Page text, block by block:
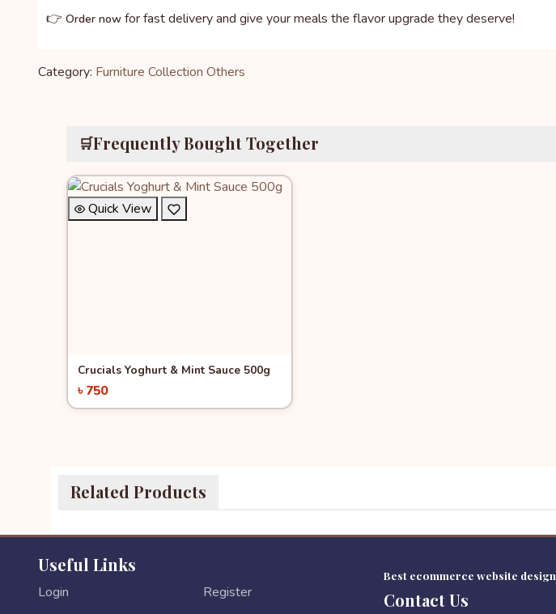
👉 Order now for fast delivery and give your meals the flavor upgrade they deserve!
Category: Furniture Collection Others
🛒Frequently Bought Together
Quick View
Crucials Yoghurt & Mint Sauce 500g
৳ 750
Related Products
Useful Links
Login Register
Best ecommerce website design
Contact Us